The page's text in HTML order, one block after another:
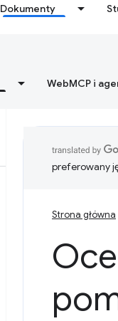
Dokumenty
WebMCP i
preferowany
Strona główna